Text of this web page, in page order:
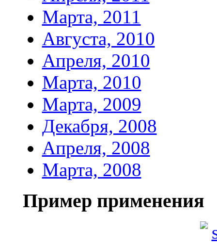
Марта, 2011
Августа, 2010
Апреля, 2010
Марта, 2010
Марта, 2009
Декабря, 2008
Апреля, 2008
Марта, 2008
Пример применения